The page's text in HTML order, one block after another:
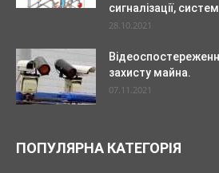
сигналізації,
28.10.2021
захисту майна.
07.11.2021
ПОПУЛЯРНА КАТЕГОРІЯ